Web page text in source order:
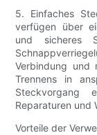
5. Einfaches
verfügen über
und sicheres
Verbindung und
Trennens in
Steckvorgang
Reparaturen und
Vorteile der